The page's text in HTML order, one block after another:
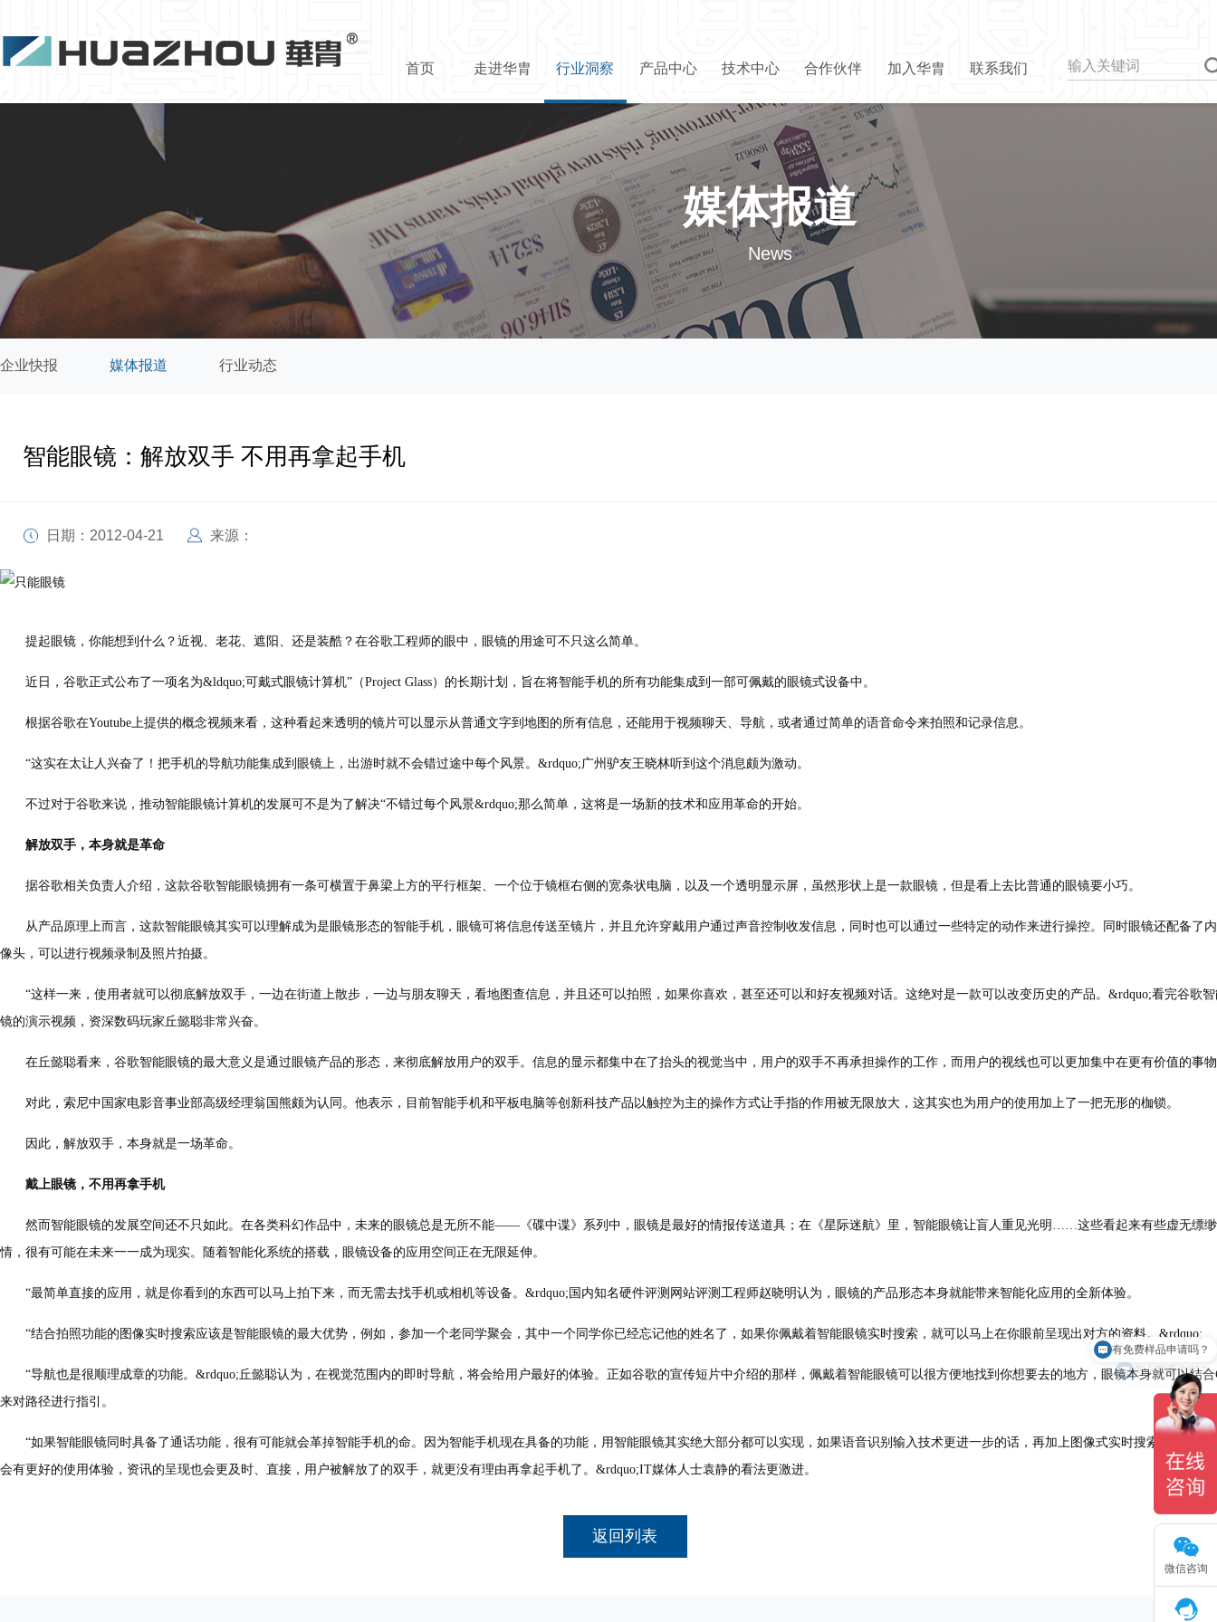
首页 走进华胄 行业洞察 产品中心 技术中心 合作伙伴 加入华胄 联系我们
媒体报道
News
企业快报 媒体报道 行业动态
智能眼镜：解放双手 不用再拿起手机
日期：2012-04-21 来源：
提起眼镜，你能想到什么？近视、老花、遮阳、还是装酷？在谷歌工程师的眼中，眼镜的用途可不只这么简单。
近日，谷歌正式公布了一项名为&ldquo;可戴式眼镜计算机”（Project Glass）的长期计划，旨在将智能手机的所有功能集成到一部可佩戴的眼镜式设备中。
根据谷歌在Youtube上提供的概念视频来看，这种看起来透明的镜片可以显示从普通文字到地图的所有信息，还能用于视频聊天、导航，或者通过简单的语音命令来拍照和记录信息。
“这实在太让人兴奋了！把手机的导航功能集成到眼镜上，出游时就不会错过途中每个风景。&rdquo;广州驴友王晓林听到这个消息颇为激动。
不过对于谷歌来说，推动智能眼镜计算机的发展可不是为了解决“不错过每个风景&rdquo;那么简单，这将是一场新的技术和应用革命的开始。
解放双手，本身就是革命
据谷歌相关负责人介绍，这款谷歌智能眼镜拥有一条可横置于鼻梁上方的平行框架、一个位于镜框右侧的宽条状电脑，以及一个透明显示屏，虽然形状上是一款眼镜，但是看上去比普通的眼镜要小巧。
从产品原理上而言，这款智能眼镜其实可以理解成为是眼镜形态的智能手机，眼镜可将信息传送至镜片，并且允许穿戴用户通过声音控制收发信息，同时也可以通过一些特定的动作来进行操控。同时眼镜还配备了
像头，可以进行视频录制及照片拍摄。
“这样一来，使用者就可以彻底解放双手，一边在街道上散步，一边与朋友聊天，看地图查信息，并且还可以拍照，如果你喜欢，甚至还可以和好友视频对话。这绝对是一款可以改变历史的产品。&rdquo;看完谷歌
镜的演示视频，资深数码玩家丘懿聪非常兴奋。
在丘懿聪看来，谷歌智能眼镜的最大意义是通过眼镜产品的形态，来彻底解放用户的双手。信息的显示都集中在了抬头的视觉当中，用户的双手不再承担操作的工作，而用户的视线也可以更加集中在更有价值的事
对此，索尼中国家电影音事业部高级经理翁国熊颇为认同。他表示，目前智能手机和平板电脑等创新科技产品以触控为主的操作方式让手指的作用被无限放大，这其实也为用户的使用加上了一把无形的枷锁。
因此，解放双手，本身就是一场革命。
戴上眼镜，不用再拿手机
然而智能眼镜的发展空间还不只如此。在各类科幻作品中，未来的眼镜总是无所不能——《碟中谍》系列中，眼镜是最好的情报传送道具；在《星际迷航》里，智能眼镜让盲人重见光明……这些看起来有些虚无缥
情，很有可能在未来一一成为现实。随着智能化系统的搭载，眼镜设备的应用空间正在无限延伸。
“最简单直接的应用，就是你看到的东西可以马上拍下来，而无需去找手机或相机等设备。&rdquo;国内知名硬件评测网站评测工程师赵晓明认为，眼镜的产品形态本身就能带来智能化应用的全新体验。
“结合拍照功能的图像实时搜索应该是智能眼镜的最大优势，例如，参加一个老同学聚会，其中一个同学你已经忘记他的姓名了，如果你佩戴着智能眼镜实时搜索，就可以马上在你眼前呈现出对方的资料。&rdquo;
“导航也是很顺理成章的功能。&rdquo;丘懿聪认为，在视觉范围内的即时导航，将会给用户最好的体验。正如谷歌的宣传短片中介绍的那样，佩戴着智能眼镜可以很方便地找到你想要去的地方，眼镜本身就可以结合
来对路径进行指引。
“如果智能眼镜同时具备了通话功能，很有可能就会革掉智能手机的命。因为智能手机现在具备的功能，用智能眼镜其实绝大部分都可以实现，如果语音识别输入技术更进一步的话，再加上图像式实时搜索功能，智
会有更好的使用体验，资讯的呈现也会更及时、直接，用户被解放了的双手，就更没有理由再拿起手机了。&rdquo;IT媒体人士袁静的看法更激进。
返回列表
微信咨询
怎么联系你们？